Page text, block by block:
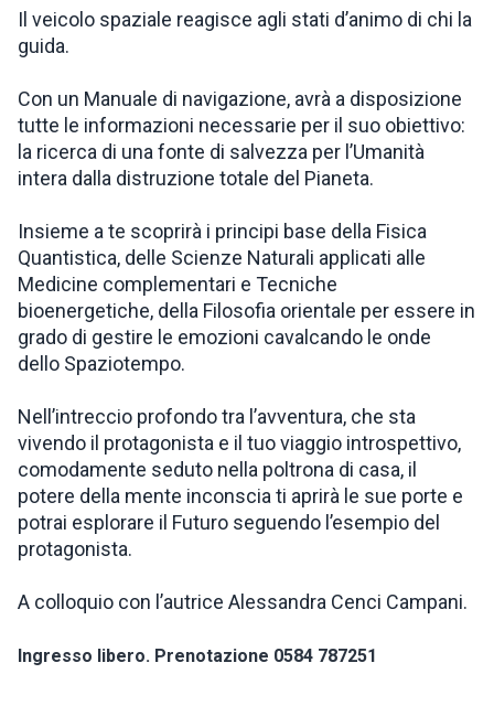
Il veicolo spaziale reagisce agli stati d’animo di chi la
guida.
Con un Manuale di navigazione, avrà a disposizione
tutte le informazioni necessarie per il suo obiettivo:
la ricerca di una fonte di salvezza per l’Umanità
intera dalla distruzione totale del Pianeta.
Insieme a te scoprirà i principi base della Fisica
Quantistica, delle Scienze Naturali applicati alle
Medicine complementari e Tecniche
bioenergetiche, della Filosofia orientale per essere in
grado di gestire le emozioni cavalcando le onde
dello Spaziotempo.
Nell’intreccio profondo tra l’avventura, che sta
vivendo il protagonista e il tuo viaggio introspettivo,
comodamente seduto nella poltrona di casa, il
potere della mente inconscia ti aprirà le sue porte e
potrai esplorare il Futuro seguendo l’esempio del
protagonista.
A colloquio con l’autrice Alessandra Cenci Campani.
Ingresso libero. Prenotazione 0584 787251